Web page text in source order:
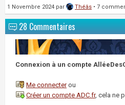
1 Novembre 2024 par Théâs • 7
28 Commentaires
Connexion à un compte
Me connecterou
Créer un compte ADC.fr, cela ne